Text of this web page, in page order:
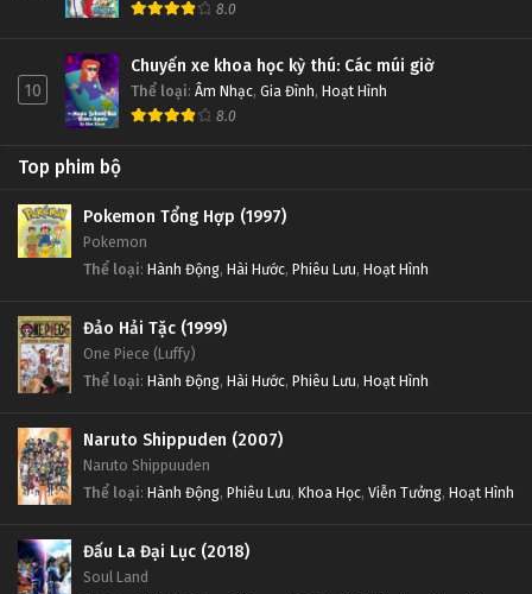
8.0
10
Chuyến xe khoa học kỳ thú: Các múi giờ
Thể loại: Âm Nhạc, Gia Đình, Hoạt Hình
8.0
Top phim bộ
Pokemon Tổng Hợp (1997)
Pokemon
Thể loại: Hành Động, Hài Hước, Phiêu Lưu, Hoạt Hình
Đảo Hải Tặc (1999)
One Piece (Luffy)
Thể loại: Hành Động, Hài Hước, Phiêu Lưu, Hoạt Hình
Naruto Shippuden (2007)
Naruto Shippuuden
Thể loại: Hành Động, Phiêu Lưu, Khoa Học, Viễn Tưởng, Hoạt Hình
Đấu La Đại Lục (2018)
Soul Land